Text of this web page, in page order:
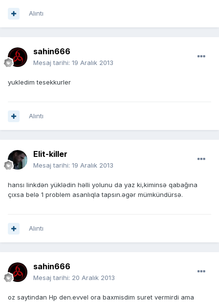
Alıntı
sahin666
Mesaj tarihi: 19 Aralık 2013
yukledim tesekkurler
Alıntı
Elit-killer
Mesaj tarihi: 19 Aralık 2013
hansı linkdən yüklədin həlli yolunu da yaz ki,kiminsə qabağına
çıxsa belə 1 problem asanlıqla tapsın.əgər mümkündürsə.
Alıntı
sahin666
Mesaj tarihi: 20 Aralık 2013
oz saytindan Hp den.evvel ora baxmisdim suret vermirdi ama